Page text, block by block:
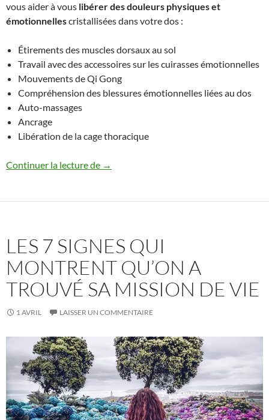
vous aider à vous libérer des douleurs physiques et
émotionnellescristallisées dans votre dos :
Étirements des muscles dorsaux au sol
Travail avec des accessoires sur les cuirasses émotionnelles
Mouvements de Qi Gong
Compréhension des blessures émotionnelles liées au dos
Auto-massages
Ancrage
Libération de la cage thoracique
Continuer la lecture de Atelier « libérez votre dos » à Tahiti
→
LES 7 SIGNES QUI
MONTRENT QU’ON A
TROUVÉ SA MISSION DE VIE
1 AVRIL LAISSER UN COMMENTAIRE